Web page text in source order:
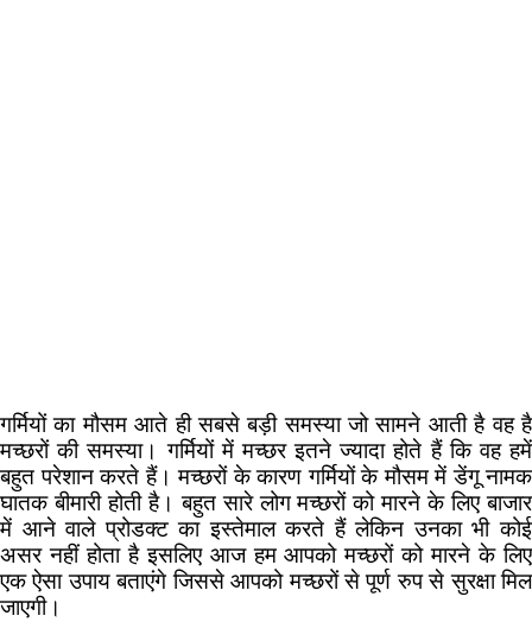
गर्मियों का मौसम आते ही सबसे बड़ी समस्या जो सामने आती है वह है
मच्छरों की समस्या। गर्मियों में मच्छर इतने ज्यादा होते हैं कि वह हमें
बहुत परेशान करते हैं। मच्छरों के कारण गर्मियों के मौसम में डेंगू नामक
घातक बीमारी होती है। बहुत सारे लोग मच्छरों को मारने के लिए बाजार
में आने वाले प्रोडक्ट का इस्तेमाल करते हैं लेकिन उनका भी कोई
असर नहीं होता है इसलिए आज हम आपको मच्छरों को मारने के लिए
एक ऐसा उपाय बताएंगे जिससे आपको मच्छरों से पूर्ण रुप से सुरक्षा मिल
जाएगी।